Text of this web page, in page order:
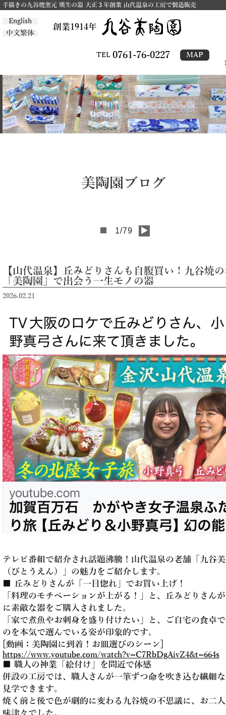
手描きの九谷焼窯元 瑛生の器 大正３年創業 山代温泉の工房で製造販売
English
中文繁体
創業1914年
TEL 0761-76-0227 MAP
美陶園ブログ
■ 1/79 ▶
【山代温泉】丘みどりさんも自腹買い！九谷焼
「美陶園」で出会う一生モノの器
2026.02.21
テレビ番組で紹介され話題沸騰！山代温泉の老舗「九谷
（びとうえん）」の魅力をご紹介します。
■ 丘みどりさんが「一目惚れ」でお買い上げ！
「料理のモチベーションが上がる！」と、丘みどりさん
に素敵な器をご購入されました。
「家で煮魚やお刺身を盛り付けたい」と、ご自宅の食卓
のを本気で選んでいる姿が印象的です。
[動画：美陶園に到着！お皿選びのシーン]
https://www.youtube.com/watch?v=C7RbDgAivZ4&t=664s
■ 職人の神業「絵付け」を間近で体感
併設の工房では、職人さんが一筆ずつ命を吹き込む繊細
見学できます。
焼く前と後で色が劇的に変わる九谷焼の不思議に、お二
味津々でした。